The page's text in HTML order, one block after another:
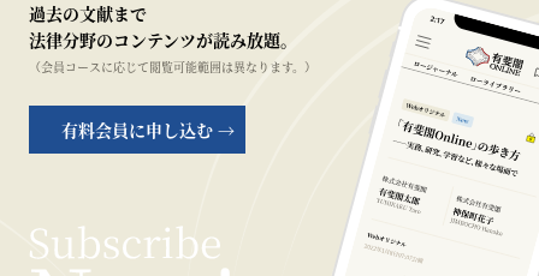
過去の文献まで
法律分野のコンテンツが読み放題。
（会員コースに応じて閲覧可能範囲は異なります。）
有料会員に申し込む →